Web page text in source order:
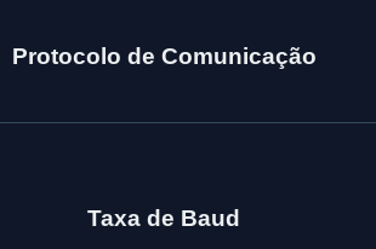
Protocolo de Comunicação
Taxa de Baud